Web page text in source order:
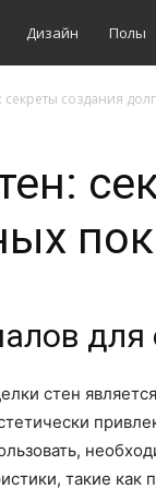
Дизайн Полы
секреты создания
для
стен
такие как